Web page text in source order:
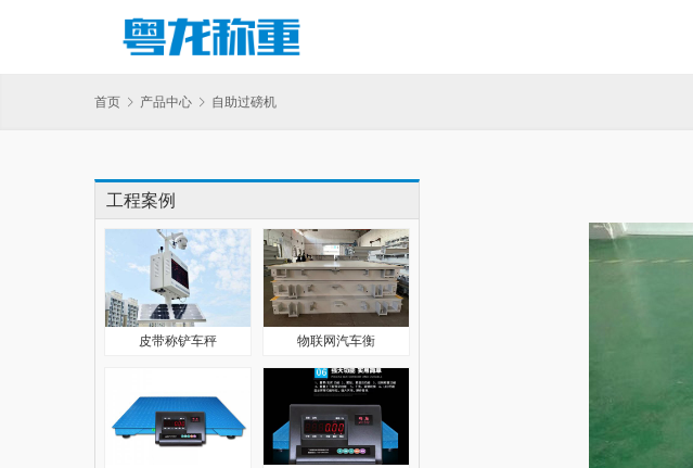
首页 产品中心 自助过磅机
工程案例
皮带称铲车秤 物联网汽车衡